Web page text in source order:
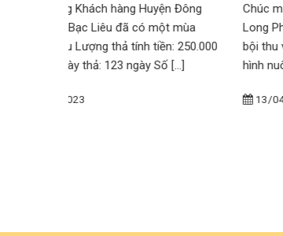
Chúc mừng đầm tôm Anh Trí tại Huyện
Long Phú – tỉnh Sóc Trăng Thu hoạch
bội thu với tổng sản lượng 3.700 Mô
hình nuôi : Ao [...]